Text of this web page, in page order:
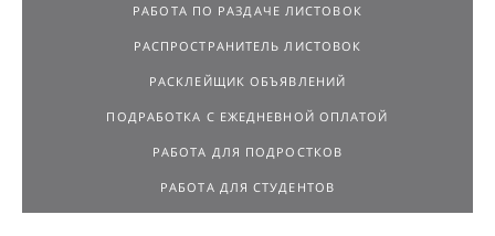
РАБОТА ПО РАЗДАЧЕ ЛИСТОВОК
РАСПРОСТРАНИТЕЛЬ ЛИСТОВОК
РАСКЛЕЙЩИК ОБЪЯВЛЕНИЙ
ПОДРАБОТКА С ЕЖЕДНЕВНОЙ ОПЛАТОЙ
РАБОТА ДЛЯ ПОДРОСТКОВ
РАБОТА ДЛЯ СТУДЕНТОВ